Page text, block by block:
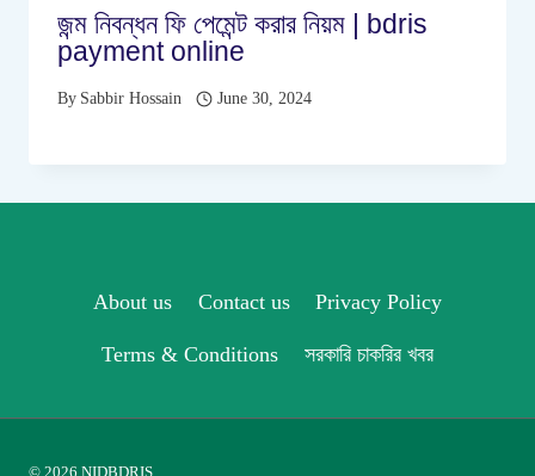
জন্ম নিবন্ধন ফি পেমেন্ট করার নিয়ম | bdris
payment online
By Sabbir Hossain June 30, 2024
About us Contact us Privacy Policy
Terms & Conditions সরকারি চাকরির খবর
© 2026 NIDBDRIS